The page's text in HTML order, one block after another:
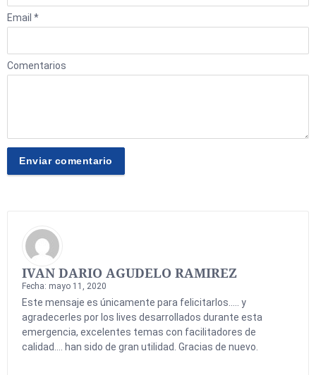
Email *
Comentarios
IVAN DARIO AGUDELO RAMIREZ
Fecha: mayo 11, 2020
Este mensaje es únicamente para felicitarlos….. y
agradecerles por los lives desarrollados durante esta
emergencia, excelentes temas con facilitadores de
calidad…. han sido de gran utilidad. Gracias de nuevo.